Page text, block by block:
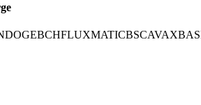
DOGEBCHFLUXMATICBSCAVAX